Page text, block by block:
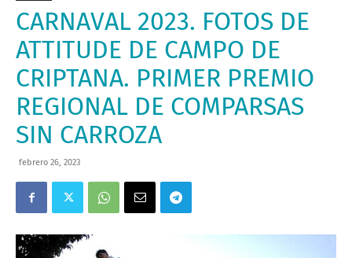
CARNAVAL 2023. FOTOS DE
ATTITUDE DE CAMPO DE
CRIPTANA. PRIMER PREMIO
REGIONAL DE COMPARSAS
SIN CARROZA
febrero 26, 2023